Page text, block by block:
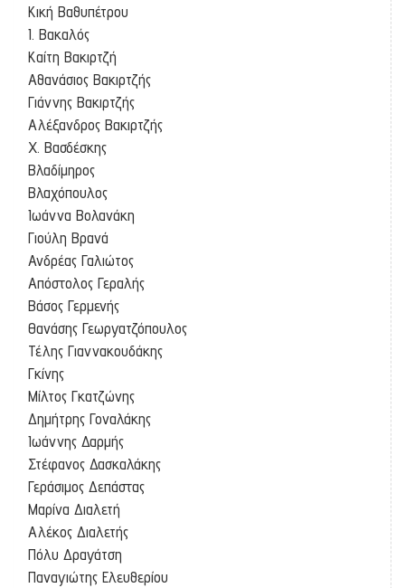
Κική Βαθυπέτρου
Ι. Βακαλός
Καίτη Βακιρτζή
Αθανάσιος Βακιρτζής
Γιάννης Βακιρτζής
Αλέξανδρος Βακιρτζής
Χ. Βασδέσκης
Βλαδίμηρος
Βλαχόπουλος
Ιωάννα Βολανάκη
Γιούλη Βρανά
Ανδρέας Γαλιώτος
Απόστολος Γεραλής
Βάσος Γερμενής
Θανάσης Γεωργατζόπουλος
Τέλης Γιαννακουδάκης
Γκίνης
Μίλτος Γκατζώνης
Δημήτρης Γοναλάκης
Ιωάννης Δαρμής
Στέφανος Δασκαλάκης
Γεράσιμος Δεπάστας
Μαρίνα Διαλετή
Αλέκος Διαλετής
Πόλυ Δραγάτση
Παναγιώτης Ελευθερίου